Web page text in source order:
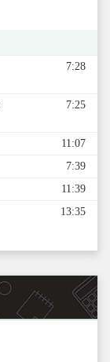
7:28
7:25
11:07
7:39
11:39
13:35